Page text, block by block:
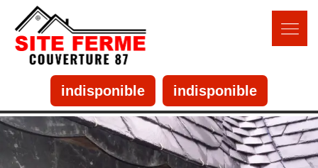
indisponible indisponible